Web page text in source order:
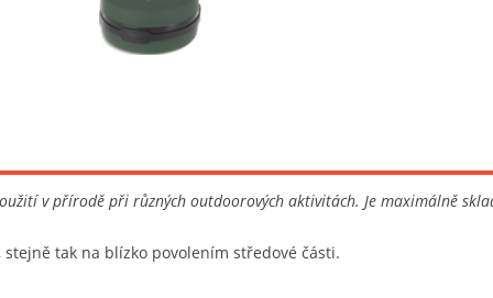
v přírodě při různých outdoorových aktivitách. Je maximálně
tak na blízko povolením středové části.